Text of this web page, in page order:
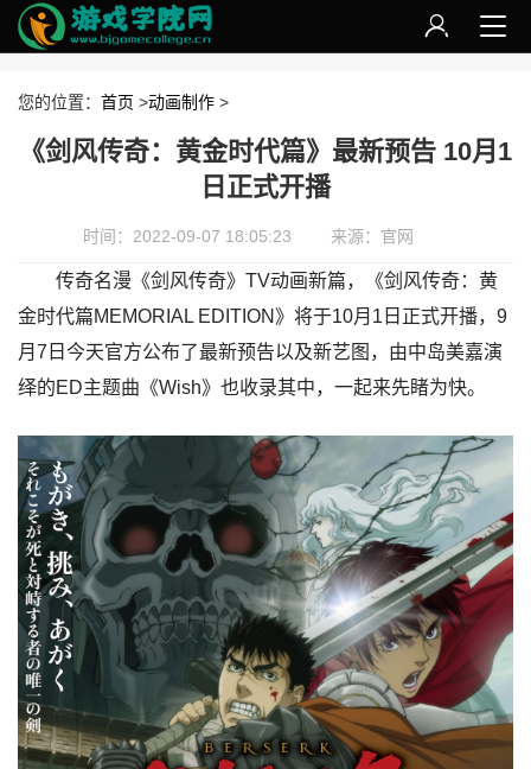
您的位置： 首页 >动画制作 >
《剑风传奇：黄金时代篇》最新预告 10月1
日正式开播
时间：2022-09-07 18:05:23 来源：官网
传奇名漫《剑风传奇》TV动画新篇，《剑风传奇：黄
金时代篇MEMORIAL EDITION》将于10月1日正式开播，9
月7日今天官方公布了最新预告以及新艺图，由中岛美嘉演
绎的ED主题曲《Wish》也收录其中，一起来先睹为快。